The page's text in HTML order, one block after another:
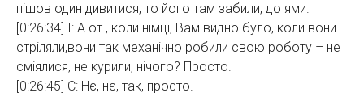
пішов один дивитися, то його там забили, до ями.
[0:26:34] І: А от , коли німці, Вам видно було, коли вони
стріляли,вони так механічно робили свою роботу – не
сміялися, не курили, нічого? Просто.
[0:26:45] С: Нє, нє, так, просто.